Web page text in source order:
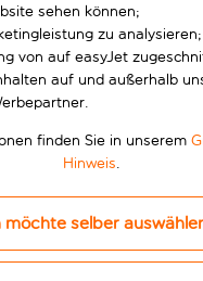
Suchen
sehen können;
zu analysieren;
von auf easyJet
auf und außerhalb
finden Sie in unserem
Hinweis.
möchte selber